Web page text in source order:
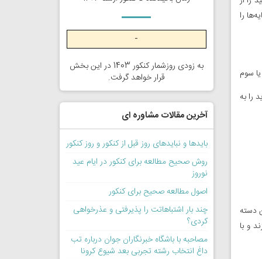
۱(دوازدهم) و یکی از پایه‌ها را
سال دوم و یا سوم
را به
دسته
و با
-
به زودی روزشمار کنکور 1403 در این بخش
قرار خواهد گرفت.
آخرین مقالات مشاوره ای
بایدها و نبایدهای روز قبل از کنکور و روز کنکور
روش صحیح مطالعه برای کنکور در ایام عید
نوروز
اصول مطالعه صحیح برای کنکور
چند بار اشتباهاتت را پذیرفتی و عذرخواهی
کردی؟
مصاحبه با باشگاه خبرنگاران جوان درباره تب
داغ انتخاب رشته تجربی بعد شیوع کرونا